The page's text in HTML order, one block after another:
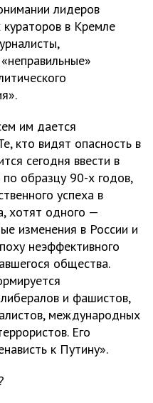
лидеров
в Кремле
им дается
кто видят опасность в
сегодня ввести в
образцу 90-х годов,
успеха в
хотят одного —
изменения в России и
неэффективного
общества.
и фашистов,
международных
Его
к Путину».